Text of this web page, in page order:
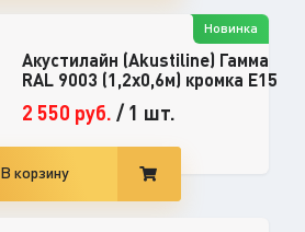
Новинка
Акустилайн (Akustiline) Гамма
RAL 9003 (1,2x0,6м) кромка E15
2 550 руб. /1 шт.
В корзину